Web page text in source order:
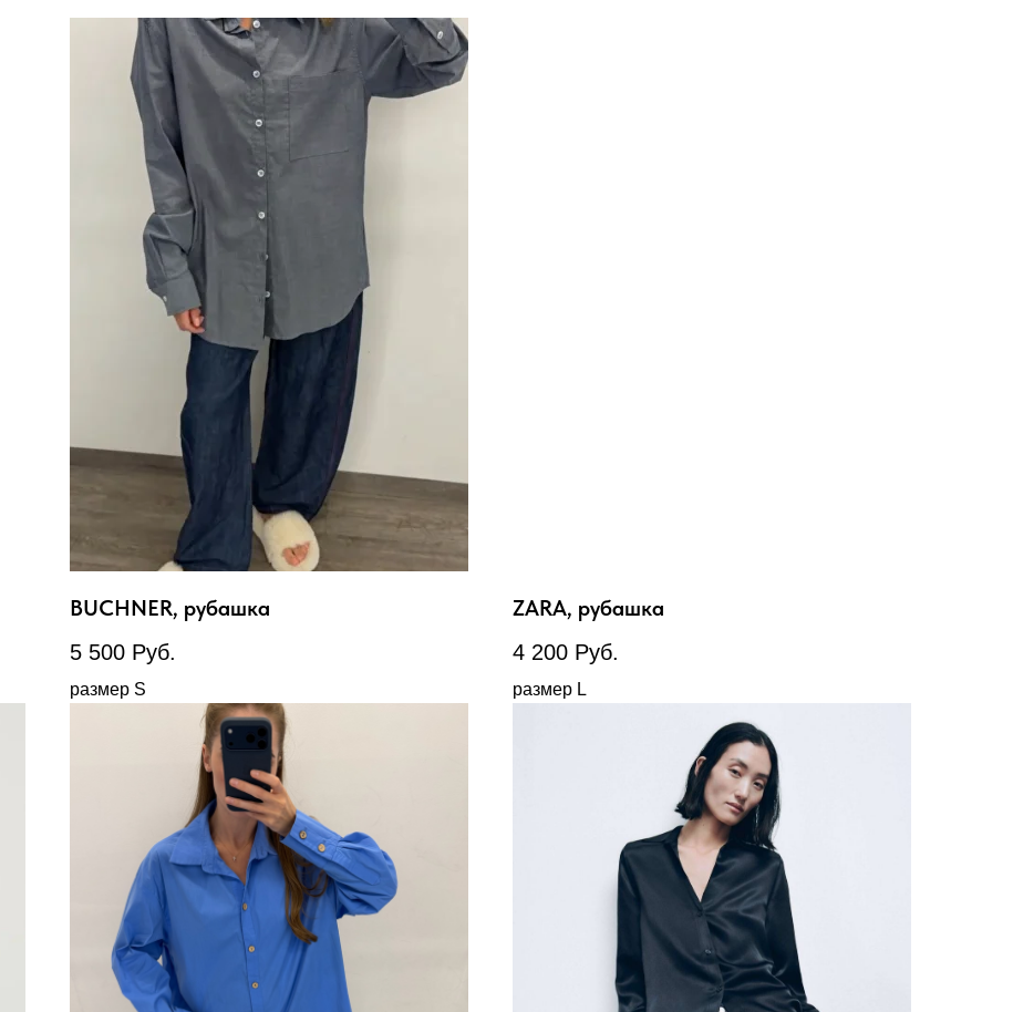
BUCHNER, рубашка
5 500 Руб.
размер S
ZARA, рубашка
4 200 Руб.
размер L